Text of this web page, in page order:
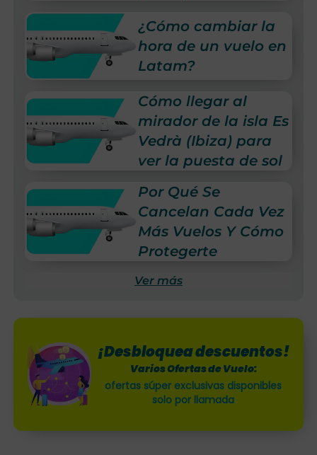
¿Cómo cambiar la
hora de un vuelo en
Latam?
Cómo llegar al
mirador de la isla Es
Vedrà (Ibiza) para
ver la puesta de sol
Por Qué Se
Cancelan Cada Vez
Más Vuelos Y Cómo
Protegerte
Ver más
¡Desbloquea descuentos!
Varios Ofertas de Vuelo:
ofertas súper exclusivas disponibles
solo por llamada